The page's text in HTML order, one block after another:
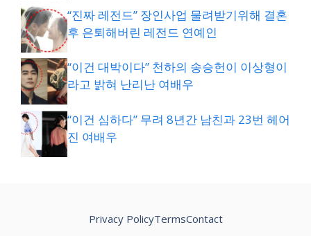
“진짜 레전드” 장인사업 물려받기위해 결혼
후 은퇴해버린 레전드 연예인
“이건 대박이다” 천하의 송승헌이 이상형이
라고 밝혀 난리난 여배우
“이건 심하다” 무려 8년간 남친과 23번 헤어
진 여배우
Privacy PolicyTermsContact